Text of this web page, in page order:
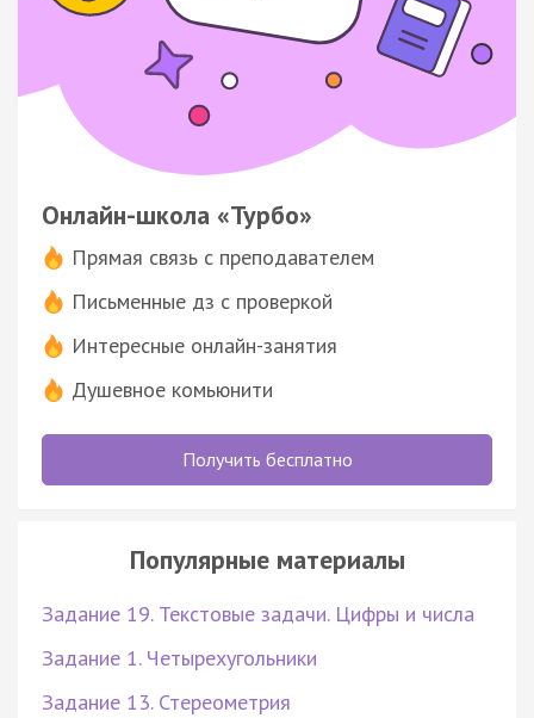
Онлайн-школа «Турбо»
Прямая связь с преподавателем
Письменные дз с проверкой
Интересные онлайн-занятия
Душевное комьюнити
Получить бесплатно
Популярные материалы
Задание 19. Текстовые задачи. Цифры и числа
Задание 1. Четырехугольники
Задание 13. Стереометрия